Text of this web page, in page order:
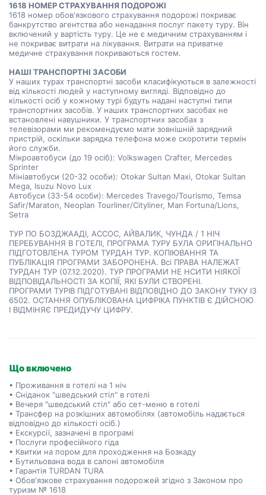
1618 НОМЕР СТРАХУВАННЯ ПОДОРОЖІ
1618 номер обов'язкового страхування подорожі покриває
банкрутство агентства або ненадання послуг пакету туру. Він
включений у вартість туру. Це не є медичним страхуванням і
не покриває витрати на лікування. Витрати на приватне
медичне страхування покриваються гостем.
НАШІ ТРАНСПОРТНІ ЗАСОБИ
У наших турах транспортні засоби класифікуються в залежності
від кількості людей у наступному вигляді. Відповідно до
кількості осіб у кожному турі будуть надані наступні типи
транспортних засобів. У наших транспортних засобах не
встановлені навушники. У транспортних засобах з
телевізорами ми рекомендуємо мати зовнішній зарядний
пристрій, оскільки зарядка телефона може скоротити термін
його служби.
Мікроавтобуси (до 19 осіб): Volkswagen Crafter, Mercedes
Sprinter
Мініавтобуси (20-32 особи): Otokar Sultan Maxi, Otokar Sultan
Mega, Isuzu Novo Lux
Автобуси (33-54 особи): Mercedes Travego/Tourismo, Temsa
Safir/Maraton, Neoplan Tourliner/Cityliner, Man Fortuna/Lions,
Setra
ТУР ПО БОЗДЖААДІ, АССОС, АЙВАЛИК, ЧУНДА / 1 НІЧ
ПЕРЕБУВАННЯ В ГОТЕЛІ, ПРОГРАМА ТУРУ БУЛА ОРИГІНАЛЬНО
ПІДГОТОВЛЕНА ТУРОМ ТУРДАН ТУР. КОПІЮВАННЯ ТА
ПУБЛІКАЦІЯ ПРОГРАМИ ЗАБОРОНЕНА. Всі ПРАВА НАЛЕЖАТ
ТУРДАН ТУР (07.12.2020). ТУР ПРОГРАМИ НЕ НСИТИ НІЯКОЇ
ВІДПОВІДАЛЬНОСТІ ЗА КОПІЇ, ЯКІ БУЛИ СТВОРЕНІ.
ПРОГРАМИ ТУРІВ ПІДГОТУВАНІ ВІДПОВІДНО ДО ЗАКОНУ ТУКУ ІЗ
6502. ОСТАННЯ ОПУБЛІКОВАНА ЦИФРІКА ПУНКТІВ Є ДІЙСНОЮ
І ВІДМІНЯЄ ПРЕДИДУЧУ ЦИФРУ.
Що включено
• Проживання в готелі на 1 ніч
• Сніданок "шведський стіл" в готелі
• Вечеря "шведський стіл" або сет-меню в готелі
• Трансфер на розкішних автомобілях (автомобіль надається
відповідно до кількості осіб.)
• Екскурсії, зазначені в програмі
• Послуги професійного гіда
• Квитки на пором для проходження на Бозкаду
• Бутильована вода в салоні автомобіля
• Гарантія TURDAN TURA
• Обов'язкове страхування подорожей згідно з Законом про
туризм № 1618